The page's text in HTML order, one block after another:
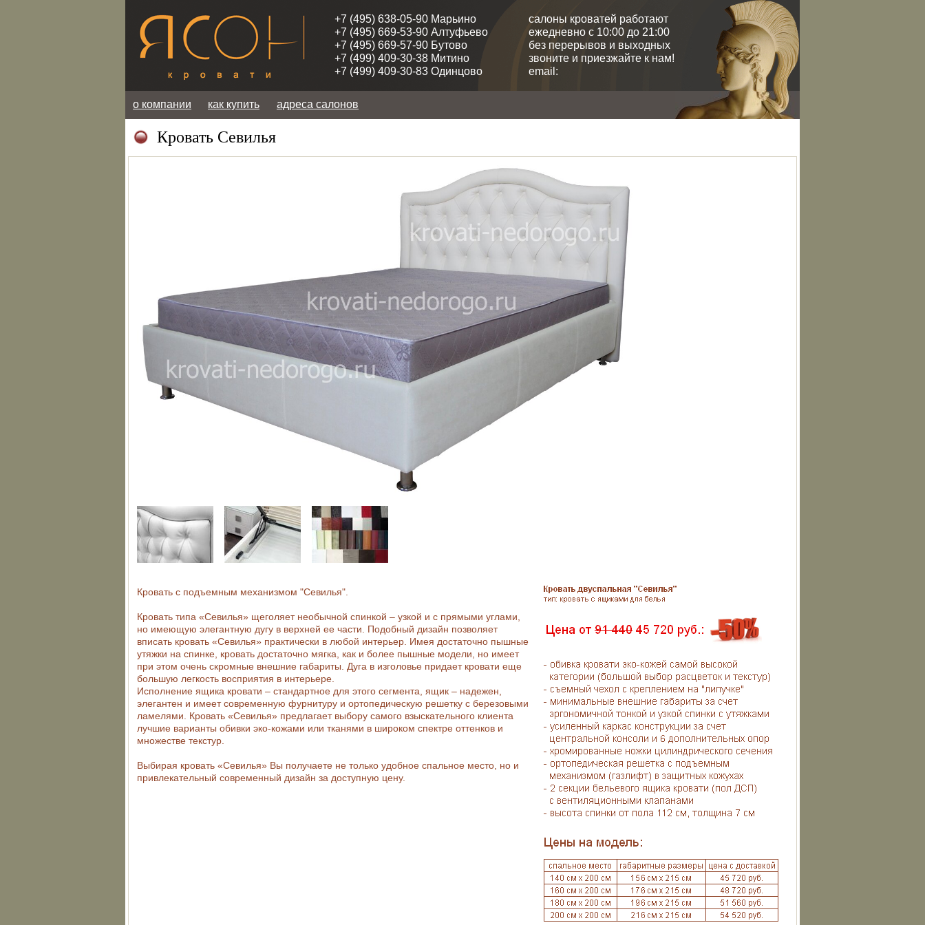
+7 (495) 638-05-90 Марьино
+7 (495) 669-53-90 Алтуфьево
+7 (495) 669-57-90 Бутово
+7 (499) 409-30-38 Митино
+7 (499) 409-30-83 Одинцово
салоны кроватей работают
ежедневно с 10:00 до 21:00
без перерывов и выходных
звоните и приезжайте к нам!
email:
о компании как купить адреса салонов
Кровать Севилья
Кровать с подъемным механизмом "Севилья".
Кровать типа «Севилья» щеголяет необычной спинкой – узкой и с прямыми углами,
но имеющую элегантную дугу в верхней ее части. Подобный дизайн позволяет
вписать кровать «Севилья» практически в любой интерьер. Имея достаточно пышные
утяжки на спинке, кровать достаточно мягка, как и более пышные модели, но имеет
при этом очень скромные внешние габариты. Дуга в изголовье придает кровати еще
большую легкость восприятия в интерьере.
Исполнение ящика кровати – стандартное для этого сегмента, ящик – надежен,
элегантен и имеет современную фурнитуру и ортопедическую решетку с березовыми
ламелями. Кровать «Севилья» предлагает выбору самого взыскательного клиента
лучшие варианты обивки эко-кожами или тканями в широком спектре оттенков и
множестве текстур.
Выбирая кровать «Севилья» Вы получаете не только удобное спальное место, но и
привлекательный современный дизайн за доступную цену.